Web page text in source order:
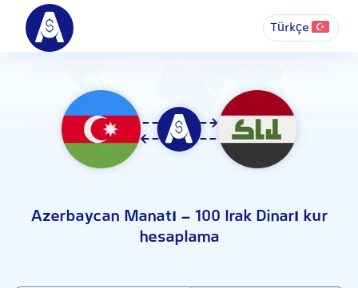
Türkçe
Azerbaycan Manatı - 100 Irak Dinarı kur
hesaplama